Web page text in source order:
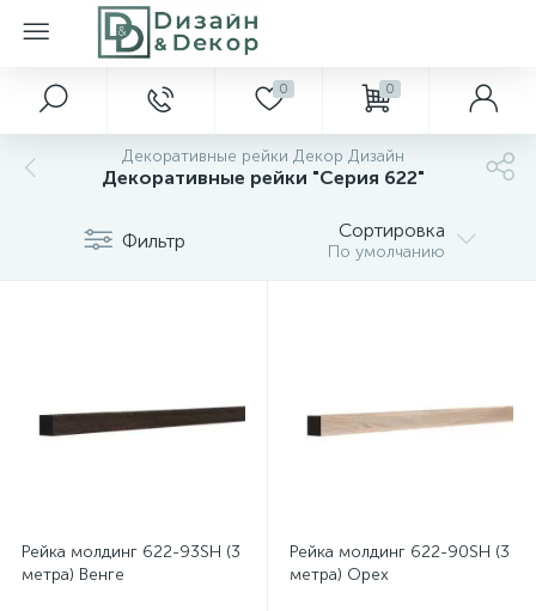
0 0
Декоративные рейки Декор Дизайн
Декоративные рейки "Серия 622"
Фильтр Сортировка
По умолчанию
Рейка молдинг 622-93SH (3
метра) Венге
Рейка молдинг 622-90SH (3
метра) Орех